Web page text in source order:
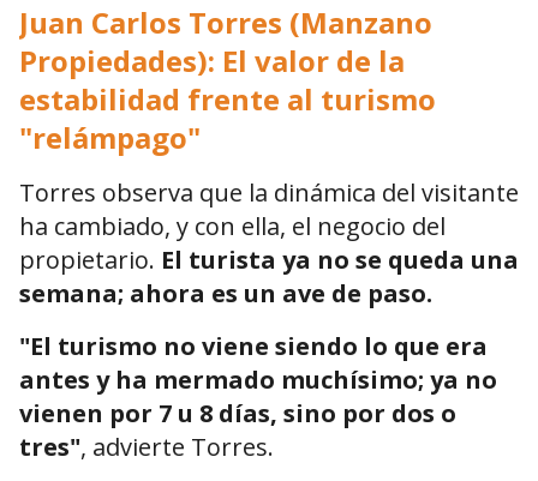
Juan Carlos Torres (Manzano
Propiedades): El valor de la
estabilidad frente al turismo
"relámpago"
Torres observa que la dinámica del visitante
ha cambiado, y con ella, el negocio del
propietario. El turista ya no se queda una
semana; ahora es un ave de paso.
"El turismo no viene siendo lo que era
antes y ha mermado muchísimo; ya no
vienen por 7 u 8 días, sino por dos o
tres", advierte Torres.